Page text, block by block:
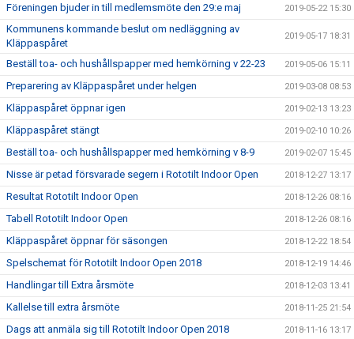
Föreningen bjuder in till medlemsmöte den 29:e maj 2019-05-22 15:30
Kommunens kommande beslut om nedläggning av
Kläppaspåret
2019-05-17 18:31
Beställ toa- och hushållspapper med hemkörning v 22-23 2019-05-06 15:11
Preparering av Kläppaspåret under helgen 2019-03-08 08:53
Kläppaspåret öppnar igen 2019-02-13 13:23
Kläppaspåret stängt 2019-02-10 10:26
Beställ toa- och hushållspapper med hemkörning v 8-9 2019-02-07 15:45
Nisse är petad försvarade segern i Rototilt Indoor Open 2018-12-27 13:17
Resultat Rototilt Indoor Open 2018-12-26 08:16
Tabell Rototilt Indoor Open 2018-12-26 08:16
Kläppaspåret öppnar för säsongen 2018-12-22 18:54
Spelschemat för Rototilt Indoor Open 2018 2018-12-19 14:46
Handlingar till Extra årsmöte 2018-12-03 13:41
Kallelse till extra årsmöte 2018-11-25 21:54
Dags att anmäla sig till Rototilt Indoor Open 2018 2018-11-16 13:17